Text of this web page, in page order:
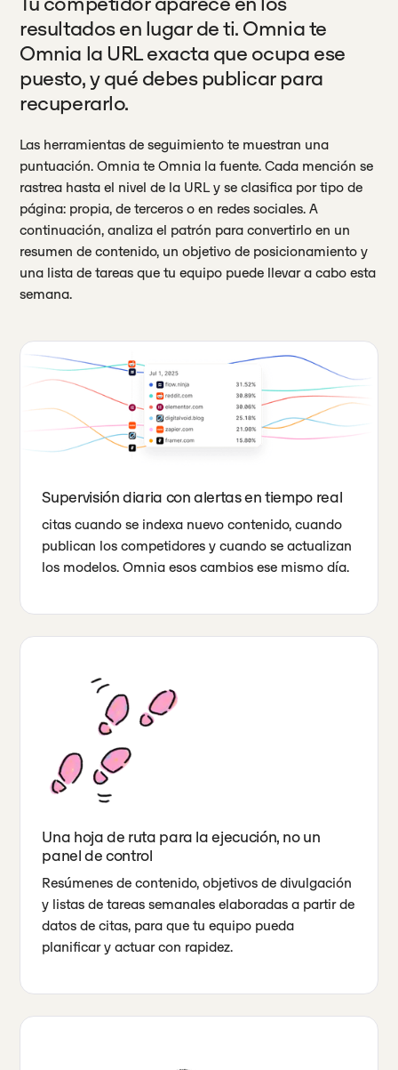
resultados en lugar de ti. Omnia te
Omnia la URL exacta que ocupa ese
puesto, y qué debes publicar para
recuperarlo.
Las herramientas de seguimiento te muestran una
puntuación. Omnia te Omnia la fuente. Cada mención se
rastrea hasta el nivel de la URL y se clasifica por tipo de
página: propia, de terceros o en redes sociales. A
continuación, analiza el patrón para convertirlo en un
resumen de contenido, un objetivo de posicionamiento y
una lista de tareas que tu equipo puede llevar a cabo esta
semana.
Supervisión diaria con alertas en tiempo real
citas cuando se indexa nuevo contenido, cuando
publican los competidores y cuando se actualizan
los modelos. Omnia esos cambios ese mismo día.
Una hoja de ruta para la ejecución, no un
panel de control
Resúmenes de contenido, objetivos de divulgación
y listas de tareas semanales elaboradas a partir de
datos de citas, para que tu equipo pueda
planificar y actuar con rapidez.